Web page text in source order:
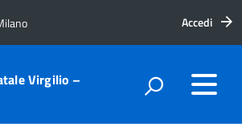
Accedi
Virgilio –